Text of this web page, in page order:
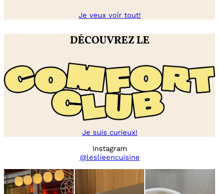
Je veux voir tout!
DÉCOUVREZ LE
Je suis curieux!
Instagram
@leslieencuisine